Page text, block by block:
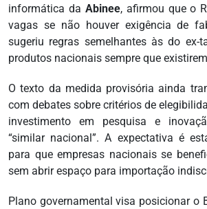
informática da Abinee, afirmou que o
vagas se não houver exigência de
sugeriu regras semelhantes às do ex-
produtos nacionais sempre que
O texto da medida provisória ainda
com debates sobre critérios de
investimento em pesquisa e
“similar nacional”. A expectativa é
para que empresas nacionais se
sem abrir espaço para importação
Plano governamental visa posicionar o